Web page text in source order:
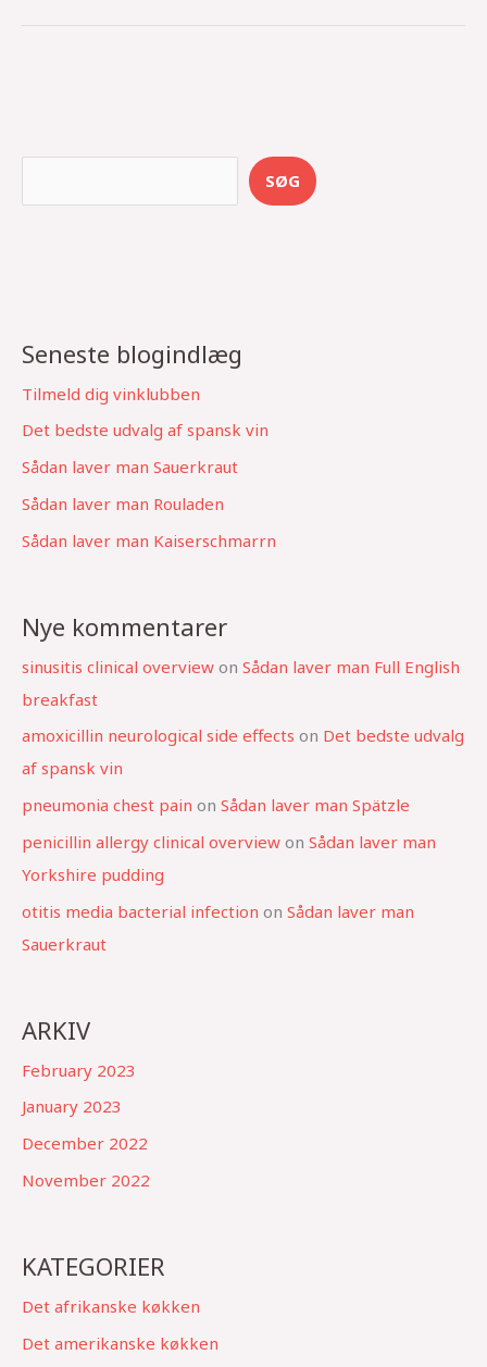
e
SØG
Seneste blogindlæg
Tilmeld dig vinklubben
Det bedste udvalg af spansk vin
Sådan laver man Sauerkraut
Sådan laver man Rouladen
Sådan laver man Kaiserschmarrn
Nye kommentarer
sinusitis clinical overview on Sådan laver man Full English
breakfast
amoxicillin neurological side effects on Det bedste udvalg
af spansk vin
pneumonia chest pain on Sådan laver man Spätzle
penicillin allergy clinical overview on Sådan laver man
Yorkshire pudding
otitis media bacterial infection on Sådan laver man
Sauerkraut
ARKIV
February 2023
January 2023
December 2022
November 2022
KATEGORIER
Det afrikanske køkken
Det amerikanske køkken